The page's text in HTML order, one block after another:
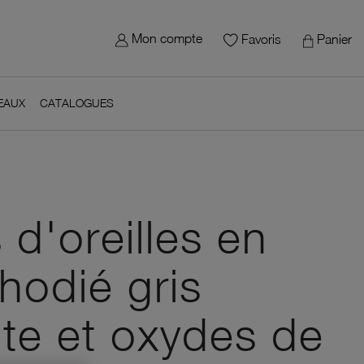
Mon compte
Favoris Panier
CATALOGUES
d'oreilles en
gris
et oxydes de